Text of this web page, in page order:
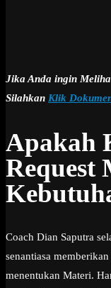
Jika Anda ingin
Silahkan Klik
Apakah
Request
Coach Dian Saputra
senantiasa
menentukan Materi.